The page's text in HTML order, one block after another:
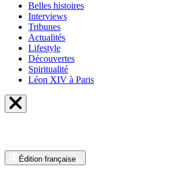
Belles histoires
Interviews
Tribunes
Actualités
Lifestyle
Découvertes
Spiritualité
Léon XIV à Paris
Édition française